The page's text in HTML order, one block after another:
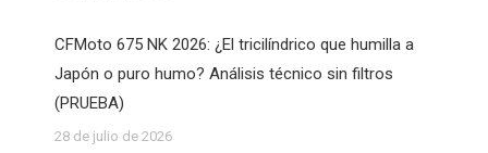
CFMoto 675 NK 2026: ¿El tricilíndrico que humilla a
Japón o puro humo? Análisis técnico sin filtros
(PRUEBA)
28 de julio de 2026